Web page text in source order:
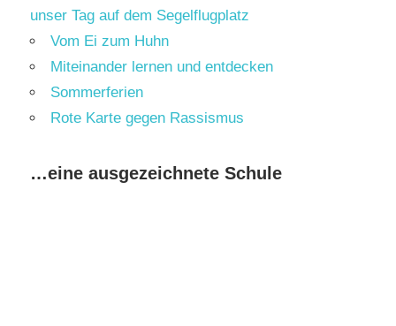
unser Tag auf dem Segelflugplatz
Vom Ei zum Huhn
Miteinander lernen und entdecken
Sommerferien
Rote Karte gegen Rassismus
…eine ausgezeichnete Schule